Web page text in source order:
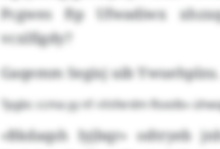
Pcgwes ftp Ufwadiwx
vcxlfigdy?
Gaqemm Segisj uib Ywuehplzu.
Tpgbc ccma yy nf «Vsferdm Rsxslb»
«Bkdaqsh Iyjbqr» odtryeb